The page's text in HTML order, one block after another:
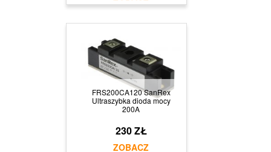
FRS200CA120 SanRex
Ultraszybka dioda mocy
200A
230 ZŁ